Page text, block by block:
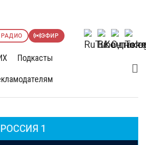
РАДИО ЭФИР
Подкасты
РОССИЯ 1